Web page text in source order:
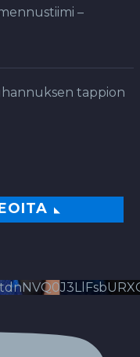
–
tappion